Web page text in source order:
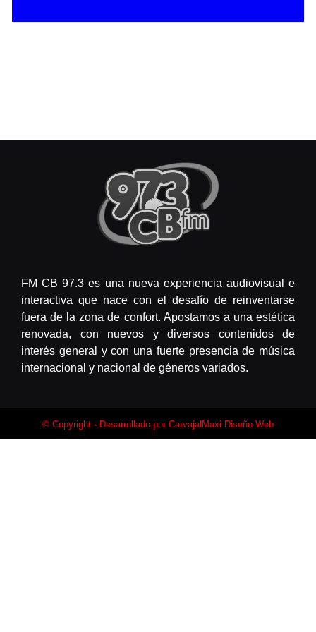
FM CB 97.3 es una nueva experiencia audiovisual e
interactiva que nace con el desafío de reinventarse
fuera de la zona de confort. Apostamos a una estética
renovada, con nuevos y diversos contenidos de
interés general y con una fuerte presencia de música
internacional y nacional de géneros variados.
© Copyright - Desarrollado por CarvajalMaxi Diseño Web